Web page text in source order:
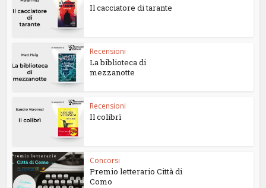
Il cacciatore di tarante
Recensioni
La biblioteca di
mezzanotte
Recensioni
Il colibrì
Concorsi
Premio letterario Città di
Como